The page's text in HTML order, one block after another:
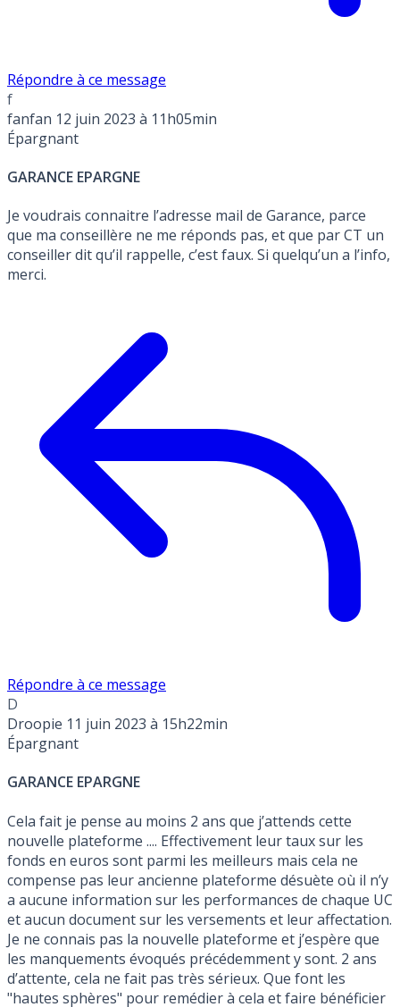
Répondre à ce message
f
fanfan 12 juin 2023 à 11h05min
Épargnant
GARANCE EPARGNE
Je voudrais connaitre l’adresse mail de Garance, parce
que ma conseillère ne me réponds pas, et que par CT un
conseiller dit qu’il rappelle, c’est faux. Si quelqu’un a l’info,
merci.
Répondre à ce message
D
Droopie 11 juin 2023 à 15h22min
Épargnant
GARANCE EPARGNE
Cela fait je pense au moins 2 ans que j’attends cette
nouvelle plateforme .... Effectivement leur taux sur les
fonds en euros sont parmi les meilleurs mais cela ne
compense pas leur ancienne plateforme désuète où il n’y
a aucune information sur les performances de chaque UC
et aucun document sur les versements et leur affectation.
Je ne connais pas la nouvelle plateforme et j’espère que
les manquements évoqués précédemment y sont. 2 ans
d’attente, cela ne fait pas très sérieux. Que font les
"hautes sphères" pour remédier à cela et faire bénéficier